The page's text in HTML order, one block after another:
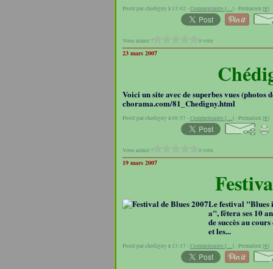
Posté par chedigny à 13:02 -Commentaires […] - Permalien [#]
Vous aimez ? 0 vote
23 mars 2007
Voici un site avec de superbes vues
chorama.com/81_Chedigny.html
Posté par chedigny à 08:57 -Commentaires […] - Permalien [#]
Vous aimez ? 0 vote
19 mars 2007
Le festival "Blues
a", fêtera ses 10
de succès au
et les...
Posté par chedigny à 13:17 -Commentaires […] - Permalien [#]